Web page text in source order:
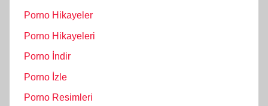
Porno Hikayeler
Porno Hikayeleri
Porno İndir
Porno İzle
Porno Resimleri